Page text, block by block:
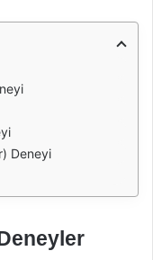
Deneyi